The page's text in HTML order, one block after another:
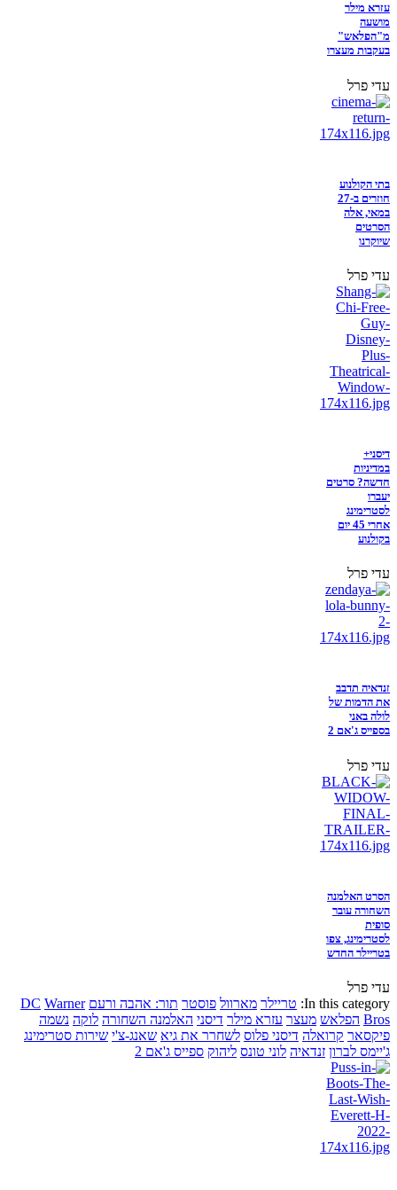
עזרא מילר
מושעה
מ"הפלאש"
בעקבות מעצרו
עדי פרל
בתי הקולנוע
חוזרים ב-27
במאי, אלה
הסרטים
שיוקרנו
עדי פרל
דיסני+
במדיניות
חדשה? סרטים
יעברו
לסטרימינג
אחרי 45 יום
בקולנוע
עדי פרל
זנדאיה תדבב
את הדמות של
לולה באני
בספייס ג'אם 2
עדי פרל
הסרט האלמנה
השחורה עובר
סופית
לסטרימינג, צפו
בטריילר החדש
עדי פרל
In this category: טריילר מארוול פוסטר תור: אהבה ורעם DC Warner
Bros הפלאש מעצר עזרא מילר דיסני האלמנה השחורה לוקה נשמה
פיקסאר קרואלה דיסני פלוס לשחרר את גיא שאנג-צ'י שירות סטרימינג
ג'יימס לברון זנדאיה לוני טונס ליהוק ספייס ג'אם 2